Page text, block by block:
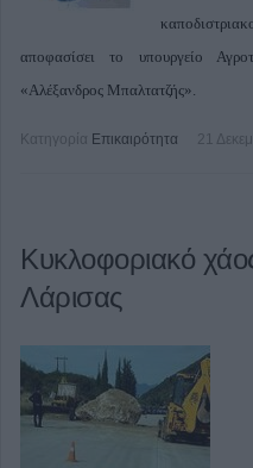
αποφασίσει το υπουργείο
«Αλέξανδρος Μπαλτατζής».
Κατηγορία Επικαιρότητα 21
Κυκλοφοριακό
Λάρισας